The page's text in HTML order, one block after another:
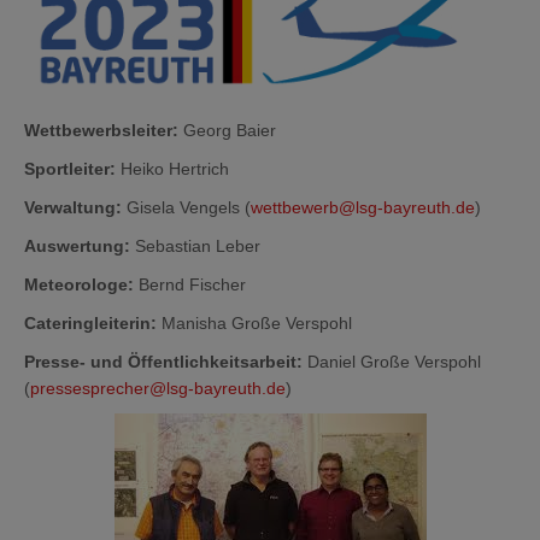
Wettbewerbsleiter: Georg Baier
Sportleiter: Heiko Hertrich
Verwaltung: Gisela Vengels (wettbewerb@lsg-bayreuth.de)
Auswertung: Sebastian Leber
Meteorologe: Bernd Fischer
Cateringleiterin: Manisha Große Verspohl
Presse- und Öffentlichkeitsarbeit: Daniel Große Verspohl
(pressesprecher@lsg-bayreuth.de)